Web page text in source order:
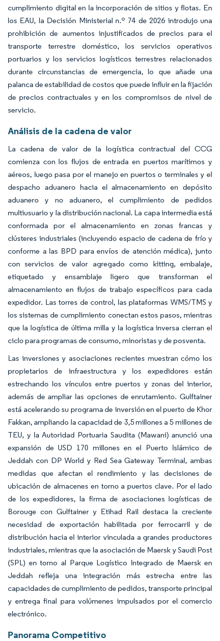
cumplimiento digital en la incorporación de sitios y flotas. En
los EAU, la Decisión Ministerial n.º 74 de 2026 introdujo una
prohibición de aumentos injustificados de precios para el
transporte terrestre doméstico, los servicios operativos
portuarios y los servicios logísticos terrestres relacionados
durante circunstancias de emergencia, lo que añade una
palanca de estabilidad de costos que puede influir en la fijación
de precios contractuales y en los compromisos de nivel de
servicio.
Análisis de la cadena de valor
La cadena de valor de la logística contractual del CCG
comienza con los flujos de entrada en puertos marítimos y
aéreos, luego pasa por el manejo en puertos o terminales y el
despacho aduanero hacia el almacenamiento en depósito
aduanero y no aduanero, el cumplimiento de pedidos
multiusuario y la distribución nacional. La capa intermedia está
conformada por el almacenamiento en zonas francas y
clústeres industriales (incluyendo espacio de cadena de frío y
conforme a las BPD para envíos de atención médica), junto
con servicios de valor agregado como kitting, embalaje,
etiquetado y ensamblaje ligero que transforman el
almacenamiento en flujos de trabajo específicos para cada
expedidor. Las torres de control, las plataformas WMS/TMS y
los sistemas de cumplimiento conectan estos pasos, mientras
que la logística de última milla y la logística inversa cierran el
ciclo para programas de consumo, minoristas y de posventa.
Las inversiones y asociaciones recientes muestran cómo los
propietarios de infraestructura y los expedidores están
estrechando los vínculos entre puertos y zonas del interior,
además de ampliar las opciones de enrutamiento. Gulftainer
está acelerando su programa de inversión en el puerto de Khor
Fakkan, ampliando la capacidad de 3,5 millones a 5 millones de
TEU, y la Autoridad Portuaria Saudita (Mawani) anunció una
expansión de USD 170 millones en el Puerto Islámico de
Jeddah con DP World y Red Sea Gateway Terminal, ambas
medidas que afectan el rendimiento y las decisiones de
ubicación de almacenes en torno a puertos clave. Por el lado
de los expedidores, la firma de asociaciones logísticas de
Borouge con Gulftainer y Etihad Rail destaca la creciente
necesidad de exportación habilitada por ferrocarril y de
distribución hacia el interior vinculada a grandes productores
industriales, mientras que la asociación de Maersk y Saudi Post
(SPL) en torno al Parque Logístico Integrado de Maersk en
Jeddah refleja una integración más estrecha entre las
capacidades de cumplimiento de pedidos, transporte principal
y entrega final para volúmenes impulsados por el comercio
electrónico.
Panorama Competitivo